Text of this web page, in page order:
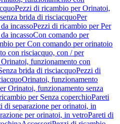
Pezzi di ricambio per Orinatoi,
brida di risciacquoPer
incassoPezzi di ricambio per Per
incassoCon comando per
per Con comando per orinatoio
con risciacquo, con / per
funzionamento con
brida di risciacquoPezzi di
Orinatoi, funzionamento
Orinatoi, funzionamento senza
per Senza coperchioPareti
di separazione per orinatoi, in
per orinatoi, in vetroPareti di